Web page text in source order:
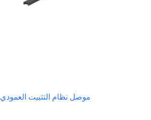
موصل نظام التثبيت العمودي